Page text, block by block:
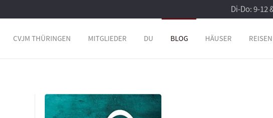
Di-Do: 9-12
CVJM THÜRINGEN MITGLIEDER DU BLOG HÄUSER REISEN